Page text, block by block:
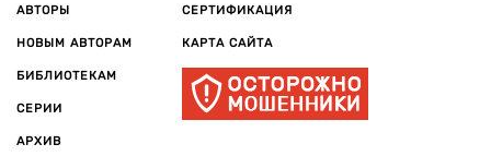
АВТОРЫ
НОВЫМ АВТОРАМ
БИБЛИОТЕКАМ
СЕРИИ
АРХИВ
СЕРТИФИКАЦИЯ
КАРТА САЙТА